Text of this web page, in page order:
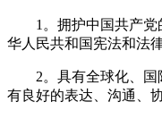
1。拥护中国共产党
华人民共和国宪法和法
2。具有全球化、国
有良好的表达、沟通、